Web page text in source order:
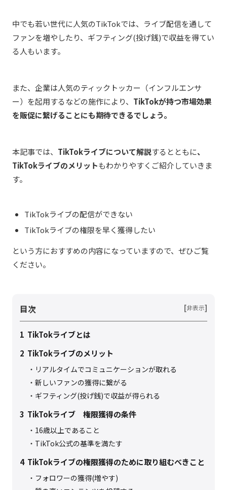
中でも若い世代に人気のTikTokでは、ライブ配信を通して
ファンを増やしたり、ギフティング(投げ銭)で収益を得てい
る人もいます。
また、企業は人気のティックトッカー（インフルエンサ
ー）を起用するなどの施作により、 TikTokが持つ市場効果
を販促に繋げることにも期待できるでしょう。
本記事では、 TikTokライブについて解説するとともに、
TikTokライブのメリットもわかりやすくご紹介していきま
す。
TikTokライブの配信ができない
TikTokライブの権限を早く獲得したい
という方におすすめの内容になっていますので、ぜひご覧
ください。
目次 [非表示]
1 TikTokライブとは
2 TikTokライブのメリット
リアルタイムでコミュニケーションが取れる
新しいファンの獲得に繋がる
ギフティング(投げ銭)で収益が得られる
3 TikTokライブ 権限獲得の条件
16歳以上であること
TikTok公式の基準を満たす
4 TikTokライブの権限獲得のために取り組むべきこと
フォロワーの獲得(増やす)